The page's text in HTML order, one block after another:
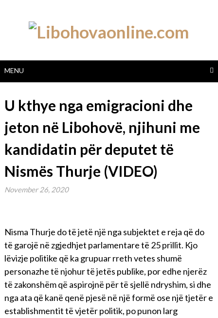
MENU
U kthye nga emigracioni dhe
jeton në Libohovë, njihuni me
kandidatin për deputet të
Nismës Thurje (VIDEO)
November 26, 2020
Nisma Thurje do të jetë një nga subjektet e reja që do
të garojë në zgjedhjet parlamentare të 25 prillit. Kjo
lëvizje politike që ka grupuar rreth vetes shumë
personazhe të njohur të jetës publike, por edhe njerëz
të zakonshëm që aspirojnë për të sjellë ndryshim, si dhe
nga ata që kanë qenë pjesë në një formë ose një tjetër e
establishmentit të vjetër politik, po punon larg